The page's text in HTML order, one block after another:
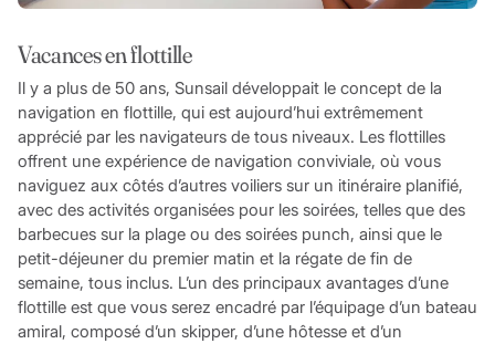
Vacances en flottille
Il y a plus de 50 ans, Sunsail développait le concept de la
navigation en flottille, qui est aujourd’hui extrêmement
apprécié par les navigateurs de tous niveaux. Les flottilles
offrent une expérience de navigation conviviale, où vous
naviguez aux côtés d’autres voiliers sur un itinéraire planifié,
avec des activités organisées pour les soirées, telles que des
barbecues sur la plage ou des soirées punch, ainsi que le
petit-déjeuner du premier matin et la régate de fin de
semaine, tous inclus. L’un des principaux avantages d’une
flottille est que vous serez encadré par l’équipage d’un bateau
amiral, composé d’un skipper, d’une hôtesse et d’un